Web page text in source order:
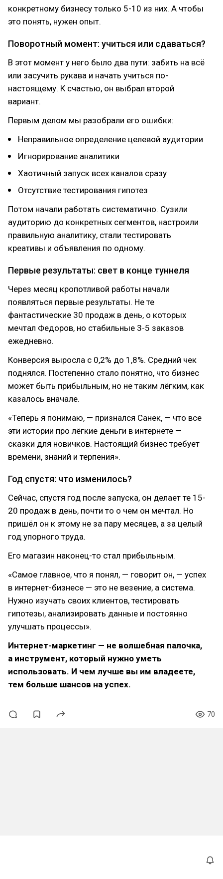
конкретному бизнесу только 5-10 из них. А чтобы
это понять, нужен опыт.
Поворотный момент: учиться или сдаваться?
В этот момент у него было два пути: забить на всё
или засучить рукава и начать учиться по-
настоящему. К счастью, он выбрал второй
вариант.
Первым делом мы разобрали его ошибки:
Неправильное определение целевой аудитории
Игнорирование аналитики
Хаотичный запуск всех каналов сразу
Отсутствие тестирования гипотез
Потом начали работать систематично. Сузили
аудиторию до конкретных сегментов, настроили
правильную аналитику, стали тестировать
креативы и объявления по одному.
Первые результаты: свет в конце туннеля
Через месяц кропотливой работы начали
появляться первые результаты. Не те
фантастические 30 продаж в день, о которых
мечтал Федоров, но стабильные 3-5 заказов
ежедневно.
Конверсия выросла с 0,2% до 1,8%. Средний чек
поднялся. Постепенно стало понятно, что бизнес
может быть прибыльным, но не таким лёгким, как
казалось вначале.
«Теперь я понимаю, — признался Санек, — что все
эти истории про лёгкие деньги в интернете —
сказки для новичков. Настоящий бизнес требует
времени, знаний и терпения».
Год спустя: что изменилось?
Сейчас, спустя год после запуска, он делает те 15-
20 продаж в день, почти то о чем он мечтал. Но
пришёл он к этому не за пару месяцев, а за целый
год упорного труда.
Его магазин наконец-то стал прибыльным.
«Самое главное, что я понял, — говорит он, — успех
в интернет-бизнесе — это не везение, а система.
Нужно изучать своих клиентов, тестировать
гипотезы, анализировать данные и постоянно
улучшать процессы».
Интернет-маркетинг — не волшебная палочка,
а инструмент, который нужно уметь
использовать. И чем лучше вы им владеете,
тем больше шансов на успех.
70